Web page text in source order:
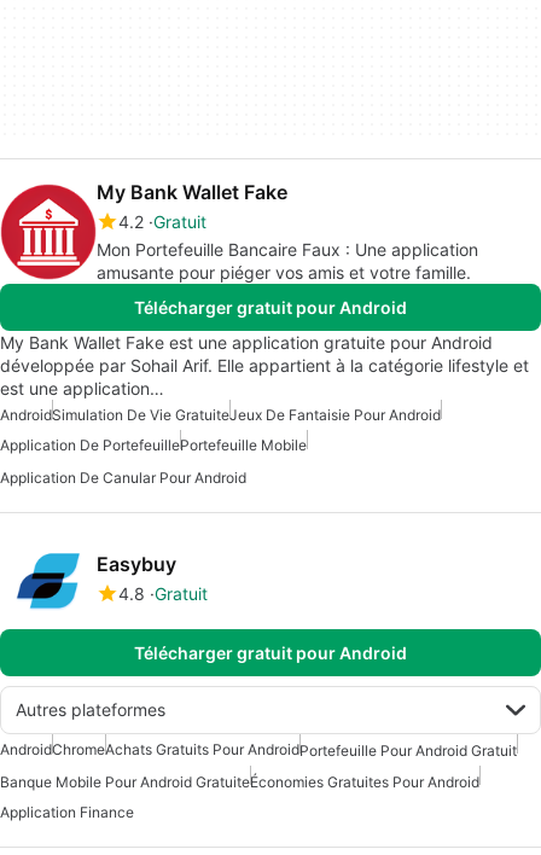
My Bank Wallet Fake
4.2 Gratuit
Mon Portefeuille Bancaire Faux : Une application
amusante pour piéger vos amis et votre famille.
Télécharger gratuit pour Android
My Bank Wallet Fake est une application gratuite pour Android
développée par Sohail Arif. Elle appartient à la catégorie lifestyle et
est une application…
AndroidSimulation De Vie GratuiteJeux De Fantaisie Pour Android
Application De PortefeuillePortefeuille Mobile
Application De Canular Pour Android
Easybuy
4.8 Gratuit
Télécharger gratuit pour Android
Autres plateformes
AndroidChromeAchats Gratuits Pour AndroidPortefeuille Pour Android Gratuit
Banque Mobile Pour Android GratuiteÉconomies Gratuites Pour Android
Application Finance